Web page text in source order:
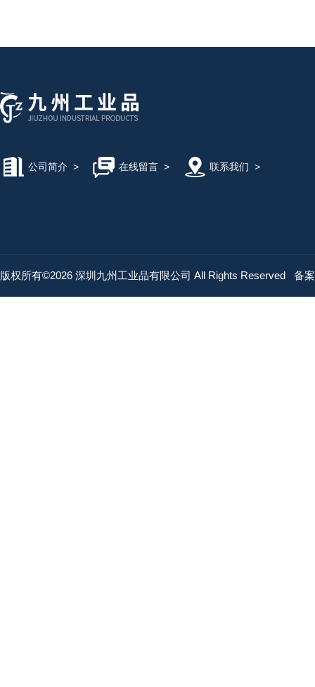
公司简介 > 在线留言> 联系我们 >
版权所有©2026 深圳九州工业品有限公司 All Rights Reserved 备